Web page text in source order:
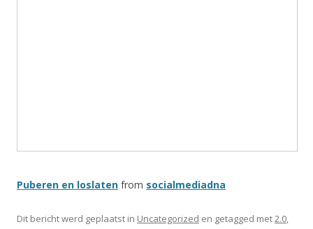
Puberen en loslaten from socialmediadna
Dit bericht werd geplaatst in Uncategorized en getagged met2.0,